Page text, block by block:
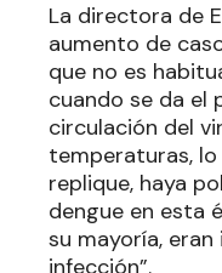
La directora de
aumento de
que no es
cuando se da el
circulación del
temperaturas,
replique, haya
dengue en esta
su mayoría,
infección”.